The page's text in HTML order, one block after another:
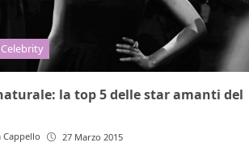
Celebrity
la top 5 delle star amanti del
Cappello 27 Marzo 2015